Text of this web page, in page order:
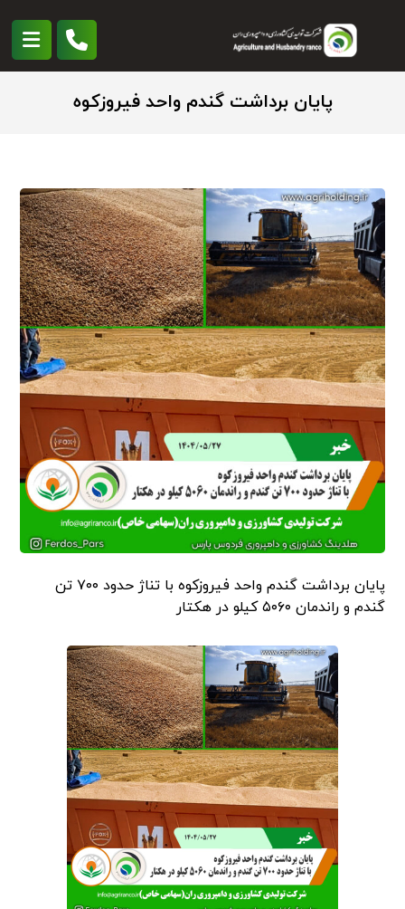
پایان برداشت گندم واحد فیروزکوه
پایان برداشت گندم واحد فیروزکوه با تناژ حدود ۷۰۰ تن
گندم و راندمان ۵۰۶۰ کیلو در هکتار